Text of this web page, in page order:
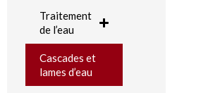
Traitement
de l’eau
Cascades et
lames d’eau